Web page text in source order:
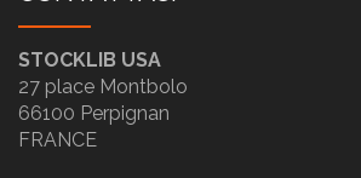
STOCKLIB USA
27 place Montbolo
66100 Perpignan
FRANCE